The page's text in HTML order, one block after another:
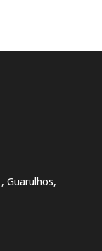
Guarulhos,